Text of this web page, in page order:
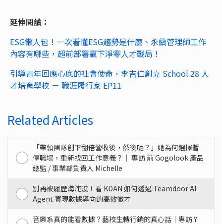
延伸閱讀：
ESG懶人包！一次看懂ESG趨勢是什麼、永續管理師工作
內容有哪些，超前部署贏下淨零人才戰局！
引導青年回應心底的社會使命，李吉仁創立 School 28 人
才培育學校 － 職涯履行家 EP11
Related Articles
「帶領團隊創下翻倍營收後，然後呢？」她為何選擇暫
停職場，重新找回工作意義？｜ 專訪 前 Gogolook 產品
總監 / 事業部負責人 Michelle
別再被履歷海淹沒！看 KDAN 如何透過 Teamdoor AI
Agent 實現數據導向的高效徵才
音樂系真的能看數據？藝校生轉行銷的真心話｜專訪 Y